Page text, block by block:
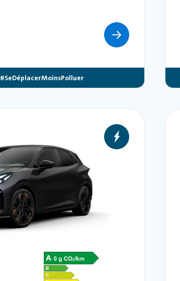
#SeDéplacerMoinsPolluer